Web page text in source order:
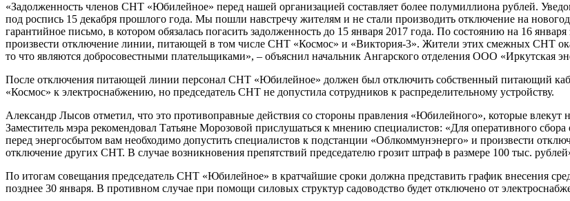
«Задолженность членов СНТ «Юбилейное» перед нашей организацией составляет более полумиллиона рублей.
под роспись 15 декабря прошлого года. Мы пошли навстречу жителям и не стали производить отключение на
гарантийное письмо, в котором обязалась погасить задолженность до 15 января 2017 года. По состоянию на 16
произвести отключение линии, питающей в том числе СНТ «Космос» и «Виктория-3». Жители этих смежных СНТ
то что являются добросовестными плательщиками», – объяснил начальник Ангарского отделения ООО «Иркутская
После отключения питающей линии персонал СНТ «Юбилейное» должен был отключить собственный питающий
«Космос» к электроснабжению, но председатель СНТ не допустила сотрудников к распределительному устройству.
Александр Лысов отметил, что это противоправные действия со стороны правления «Юбилейного», которые влекут
Заместитель мэра рекомендовал Татьяне Морозовой прислушаться к мнению специалистов: «Для оперативного
перед энергосбытом вам необходимо допустить специалистов к подстанции «Облкоммунэнерго» и произвести
отключение других СНТ. В случае возникновения препятствий председателю грозит штраф в размере 100 тыс.
По итогам совещания председатель СНТ «Юбилейное» в кратчайшие сроки должна представить график внесения
позднее 30 января. В противном случае при помощи силовых структур садоводство будет отключено от